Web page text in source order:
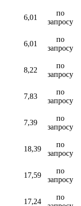
6,01
по
запросу
6,01
по
запросу
8,22
по
запросу
7,83
по
запросу
7,39
по
запросу
18,39
по
запросу
17,59
по
запросу
17,24
по